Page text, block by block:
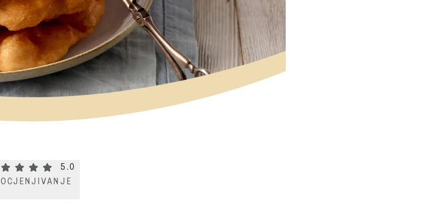
Current rating 5.0. Click to rate.
5.0
OCJENJIVANJE